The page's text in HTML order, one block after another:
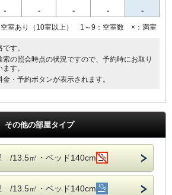
- - - - -
空室あり（10室以上） 1～9：空室数 ×：満室
す。
の照会時点の状況ですので、予約時にお取り
す。
・予約ボタンが表示されます。
その他の部屋タイプ
/13.5㎡・ベッド140cm
/13.5㎡・ベッド140cm